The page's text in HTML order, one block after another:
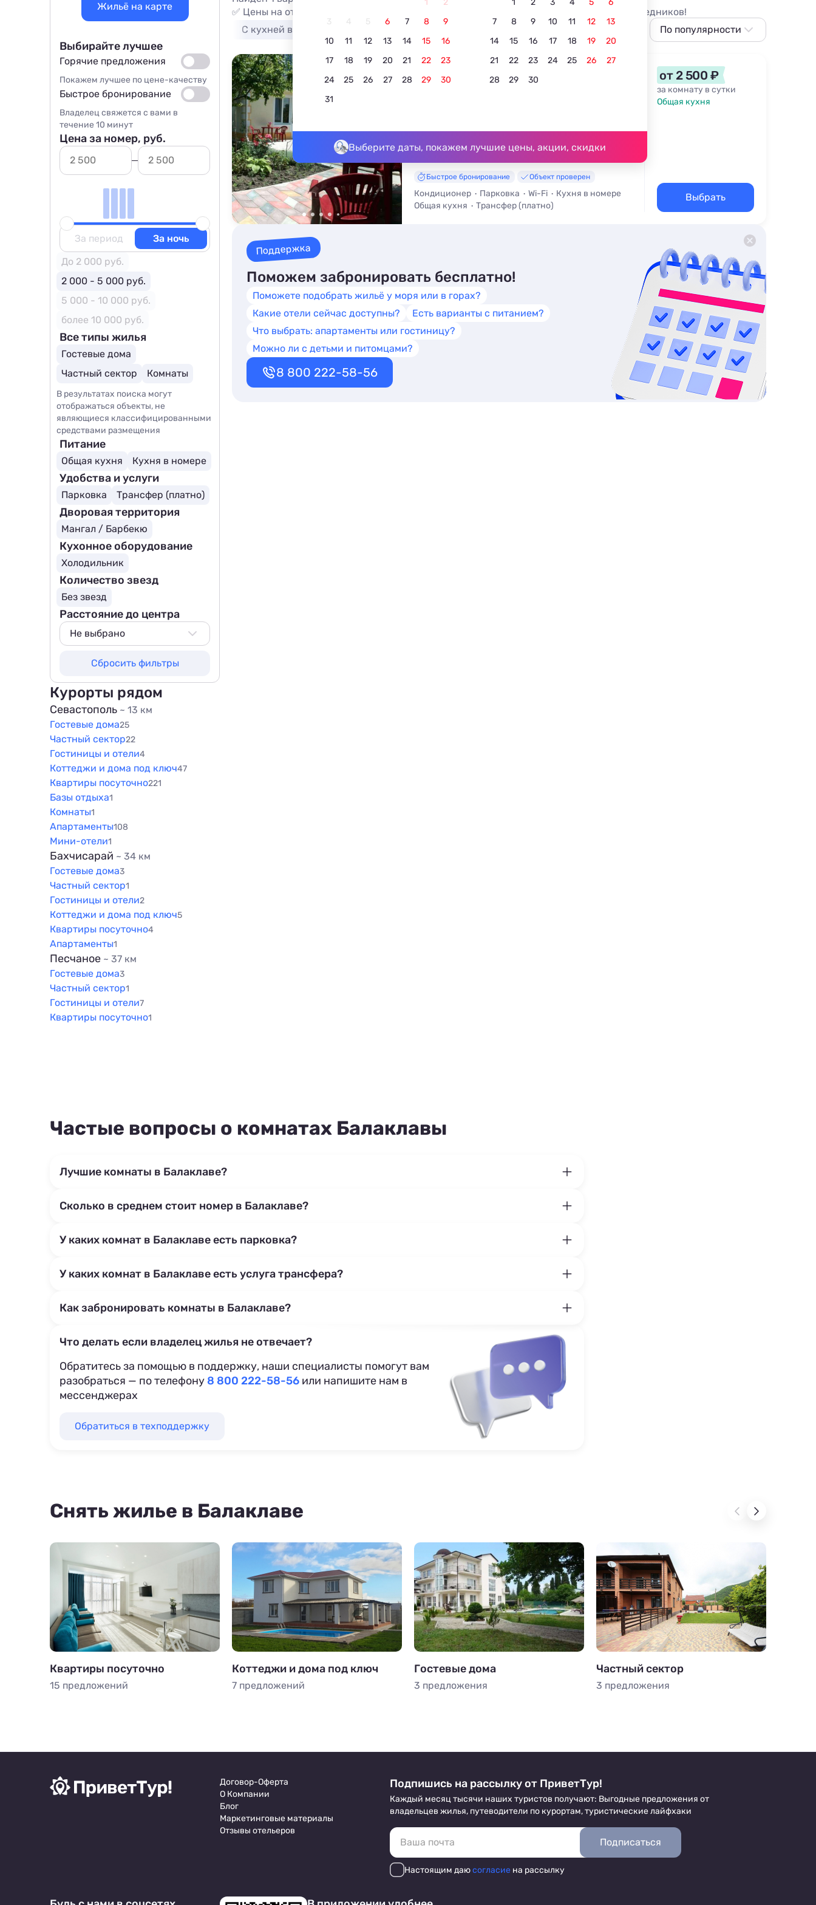
1
2
3
4 5 6 7 8
9
10
11 12 13 14 15
16
17
18 19 20 21 22
23
24
25 26 27 28 29
30
31
1 2 3 4 5
6
7
8 9 10 11 12
13
14
15 16 17 18 19
20
21
22 23 24 25 26
27
28
29 30
Выберите даты, покажем лучшие цены, акции, скидки
✅ Цены на отдых и жильё у моря от 2500 рублей за номер в сутки без накруток и посредников!
C кухней в номере
По популярности
Сначала дешевле
Сначала дороже
Ближе к центру
Комнаты в частном секторе
До моря - 2,5 км • До центра - 706 м
Быстрое бронирование Объект проверен
Кондиционер Парковка Wi-Fi
Кухня в номере
Общая кухня
Трансфер (платно)
от 2 500 ₽
за комнату в сутки
Общая кухня
Выбрать
Поддержка
Поможем забронировать бесплатно!
Поможете подобрать жильё у моря или в горах?
Какие отели сейчас доступны?
Есть варианты с питанием?
Что выбрать: апартаменты или гостиницу?
Можно ли с детьми и питомцами?
8 800 222-58-56
Жильё на карте
Выбирайте лучшее
Горячие предложения
Покажем лучшее по цене-качеству
Быстрое бронирование
Владелец свяжется с вами в
течение 10 минут
Цена за номер, руб.
За период
За ночь
До 2 000 руб.
2 000 - 5 000 руб.
5 000 - 10 000 руб.
более 10 000 руб.
Все типы жилья
Гостевые дома
Частный сектор
Комнаты
В результатах поиска могут
отображаться объекты, не
являющиеся классифицированными
средствами размещения
Питание
Общая кухня Кухня в номере
Удобства и услуги
Парковка Трансфер (платно)
Дворовая территория
Мангал / Барбекю
Кухонное оборудование
Холодильник
Количество звезд
Без звезд
Расстояние до центра
Не выбрано
1000 м
1500 м
Сбросить фильтры
Курорты рядом
Севастополь ~ 13 км
Гостевые дома25
Частный сектор22
Гостиницы и отели4
Коттеджи и дома под ключ47
Квартиры посуточно221
Базы отдыха1
Комнаты1
Апартаменты108
Мини-отели1
Бахчисарай ~ 34 км
Гостевые дома3
Частный сектор1
Гостиницы и отели2
Коттеджи и дома под ключ5
Квартиры посуточно4
Апартаменты1
Песчаное ~ 37 км
Гостевые дома3
Частный сектор1
Гостиницы и отели7
Квартиры посуточно1
Частые вопросы о комнатах Балаклавы
Лучшие комнаты в Балаклаве?
Сколько в среднем стоит номер в Балаклаве?
У каких комнат в Балаклаве есть парковка?
У каких комнат в Балаклаве есть услуга трансфера?
Как забронировать комнаты в Балаклаве?
Что делать если владелец жилья не отвечает?
Обратитесь за помощью в поддержку, наши специалисты помогут вам
разобраться — по телефону 8 800 222-58-56 или напишите нам в
мессенджерах
Обратиться в техподдержку
Снять жилье в Балаклаве
Квартиры посуточно
15 предложений
Коттеджи и дома под ключ
7 предложений
Гостевые дома
3 предложения
Частный сектор
3 предложения
Договор-Оферта
О Компании
Блог
Маркетинговые материалы
Отзывы отельеров
Подпишись на рассылку от ПриветТур!
Каждый месяц тысячи наших туристов получают: Выгодные предложения от
владельцев жилья, путеводители по курортам, туристические лайфхаки
Подписаться
Настоящим даюсогласие на рассылку